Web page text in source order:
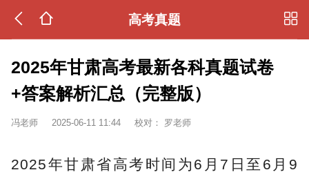
高考真题
2025年甘肃高考最新各科真题试卷
+答案解析汇总（完整版）
冯老师 2025-06-11 11:44 校对： 罗老师
2025年甘肃省高考时间为6月7日至6月9